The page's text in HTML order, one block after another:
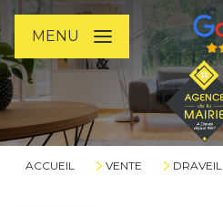
MENU
ACCUEIL VENTE DRAVEIL